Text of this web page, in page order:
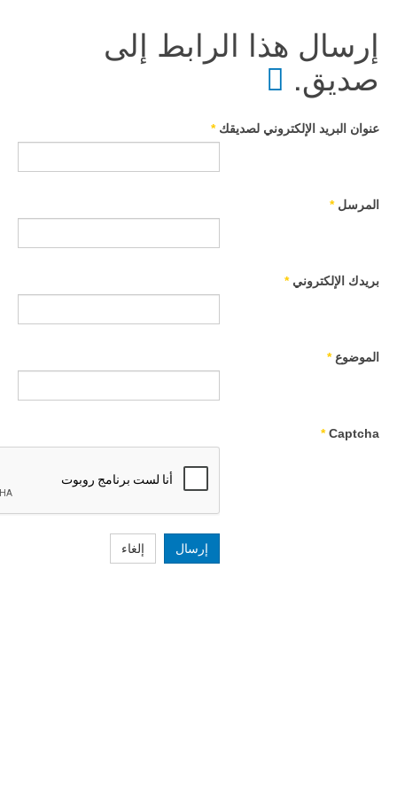
إرسال هذا الرابط إلى
صديق.
عنوان البريد الإلكتروني لصديقك *
المرسل *
بريدك الإلكتروني *
الموضوع *
Captcha
*
إرسال إلغاء